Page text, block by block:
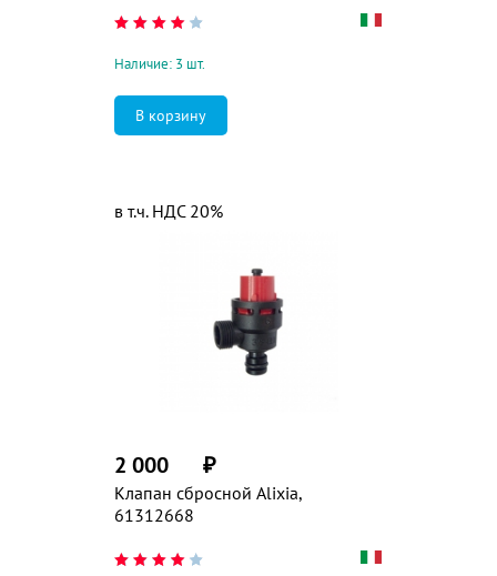
Наличие: 3 шт.
Клапан сбросной Alixia,
61312668
2 000 ₽
в т.ч. НДС 20%